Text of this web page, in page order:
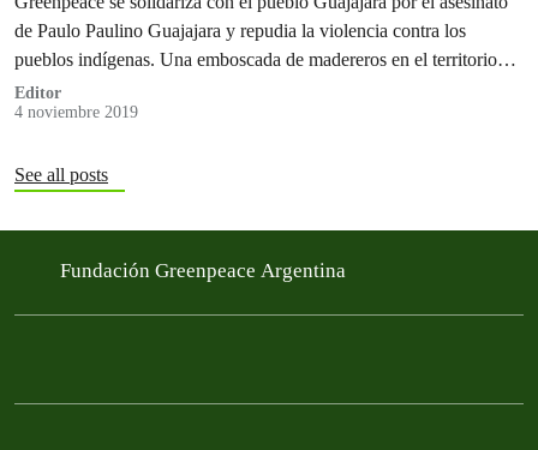
de Paulo Paulino Guajajara y repudia la violencia contra los
pueblos indígenas. Una emboscada de madereros en el territorio
Indígena…
Editor
4 noviembre 2019
See all posts
Fundación Greenpeace Argentina